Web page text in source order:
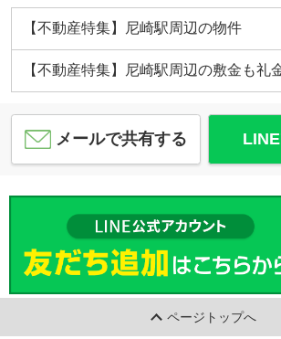
【不動産特集】尼崎駅周辺の物件
【不動産特集】尼崎駅周辺の敷金も礼
メールで共有する
ページトップへ